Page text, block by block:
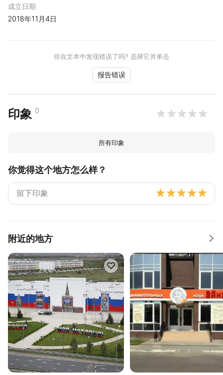
成立日期
2018年11月4日
你在文本中发现错误了吗? 选择它并单击
报告错误
印象 0
所有印象
你觉得这个地方怎么样？
附近的地方